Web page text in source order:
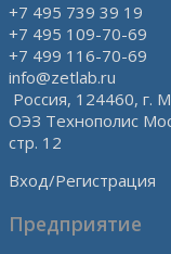
+7 495 739 39 19
+7 495 109-70-69
+7 499 116-70-69
info@zetlab.ru
Россия, 124460, г.
ОЭЗ Технополис
стр. 12
Вход/Регистрация
Предприятие